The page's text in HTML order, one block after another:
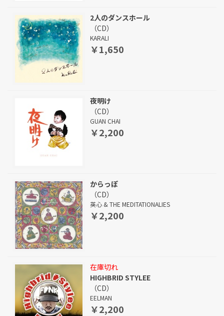
2人のダンスホール
（CD）
KARALI
￥1,650
夜明け
（CD）
GUAN CHAI
￥2,200
からっぽ
（CD）
英心 & THE MEDITATIONALIES
￥2,200
在庫切れ
HIGHBRID STYLEE
（CD）
EELMAN
￥2,200